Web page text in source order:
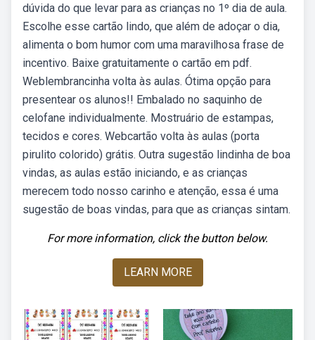
dúvida do que levar para as crianças no 1º dia de aula.
Escolhe esse cartão lindo, que além de adoçar o dia,
alimenta o bom humor com uma maravilhosa frase de
incentivo. Baixe gratuitamente o cartão em pdf.
Weblembrancinha volta às aulas. Ótima opção para
presentear os alunos!! Embalado no saquinho de
celofane individualmente. Mostruário de estampas,
tecidos e cores. Webcartão volta às aulas (porta
pirulito colorido) grátis. Outra sugestão lindinha de boa
vindas, as aulas estão iniciando, e as crianças
merecem todo nosso carinho e atenção, essa é uma
sugestão de boas vindas, para que as crianças sintam.
For more information, click the button below.
LEARN MORE